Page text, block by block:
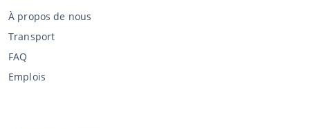
À propos de nous
Transport
FAQ
Emplois